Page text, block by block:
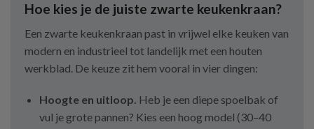
Hoe kies je de juiste zwarte keukenkraan?
Een zwarte keukenkraan past in vrijwel elke keuken van
modern en industrieel tot landelijk met een houten
werkblad. De keuze zit hem vooral in vier dingen:
Hoogte en uitloop. Heb je een diepe spoelbak of
vul je grote pannen? Kies een hoog model (30–40